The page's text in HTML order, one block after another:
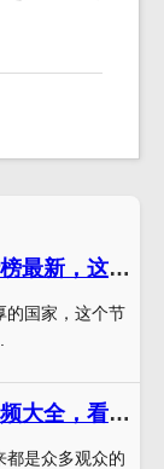
日本最搞笑综艺排行榜最新，这些节目让你笑到停不下来
的国家，这个节
日本奇葩综艺节目视频大全，看了这些你就不一样了
都是众多观众的